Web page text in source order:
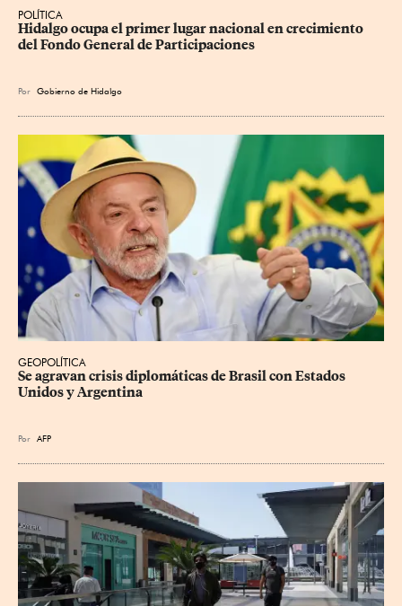
POLÍTICA
Hidalgo ocupa el primer lugar nacional en crecimiento
del Fondo General de Participaciones
Por Gobierno de Hidalgo
GEOPOLÍTICA
Se agravan crisis diplomáticas de Brasil con Estados
Unidos y Argentina
Por AFP